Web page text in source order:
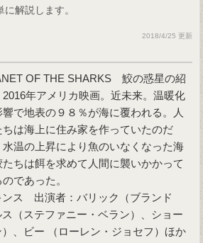
解説します。
2018/4/25 更新
OF THE SHARKS 鮫の惑星の紹
2016年アメリカ映画。近未来。温暖化
響で地表の９８％が海に覆われる。人
ちは海上に住み家を作っていたのだ
水温の上昇により魚のいなくなった海
たちは餌を求めて人間に襲いかかって
のであった。
ンス 出演者：バリック（ブランド
（ステファニー・ベラン）、ショー
）、ビー （ローレン・ジョセフ）ほか